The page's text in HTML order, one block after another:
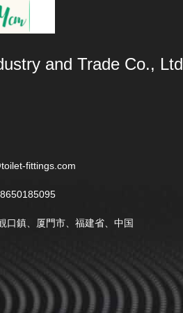
and Trade Co., Ltd
fittings.com
口鎮、厦門市、福建省、中国